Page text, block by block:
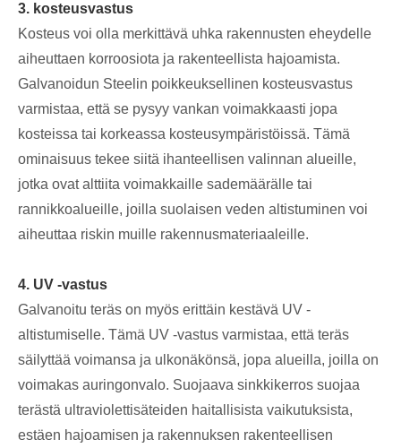
3. kosteusvastus
Kosteus voi olla merkittävä uhka rakennusten eheydelle
aiheuttaen korroosiota ja rakenteellista hajoamista.
Galvanoidun Steelin poikkeuksellinen kosteusvastus
varmistaa, että se pysyy vankan voimakkaasti jopa
kosteissa tai korkeassa kosteusympäristöissä. Tämä
ominaisuus tekee siitä ihanteellisen valinnan alueille,
jotka ovat alttiita voimakkaille sademäärälle tai
rannikkoalueille, joilla suolaisen veden altistuminen voi
aiheuttaa riskin muille rakennusmateriaaleille.
4. UV -vastus
Galvanoitu teräs on myös erittäin kestävä UV -
altistumiselle. Tämä UV -vastus varmistaa, että teräs
säilyttää voimansa ja ulkonäkönsä, jopa alueilla, joilla on
voimakas auringonvalo. Suojaava sinkkikerros suojaa
terästä ultraviolettisäteiden haitallisista vaikutuksista,
estäen hajoamisen ja rakennuksen rakenteellisen